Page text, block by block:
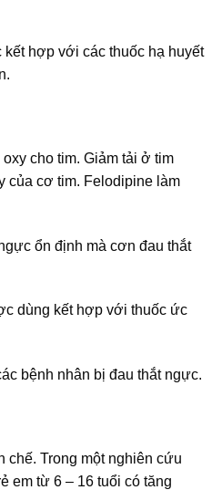
hợp với các thuốc hạ huyết
cho tim. Giảm tải ở tim
của cơ tim. Felodipine làm
ổn định mà cơn đau thắt
dùng kết hợp với thuốc ức
bệnh nhân bị đau thắt ngực.
chế. Trong một nghiên cứu
em từ 6 – 16 tuổi có tăng